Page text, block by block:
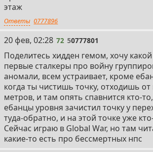
этаж
Ответы 0777896
72
20 фев, 02:28 72 50777801
Поделитесь хидден гемом, хочу
первые сталкеры про войну
аномали, всем устраивает, кроме
когда ты чистишь точку, отходишь от
метров, и там опять спавнится кто-
ебанцы уровня зачистил точку у
туда-обратно, и на этой точке уже
Сейчас играю в Global War, но там
какие-то есть про бессмертных нпс